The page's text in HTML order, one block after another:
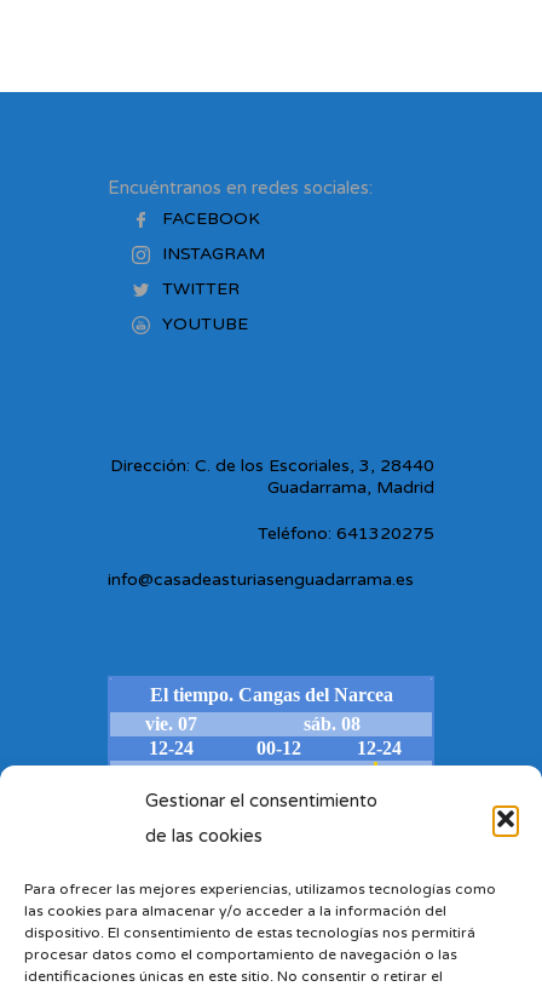
Gestionar el consentimiento
de las cookies
Para ofrecer las mejores experiencias, utilizamos tecnologías como
las cookies para almacenar y/o acceder a la información del
dispositivo. El consentimiento de estas tecnologías nos permitirá
procesar datos como el comportamiento de navegación o las
identificaciones únicas en este sitio. No consentir o retirar el
Encuéntranos en redes sociales:
FACEBOOK
INSTAGRAM
TWITTER
YOUTUBE
Dirección: C. de los Escoriales, 3, 28440
Guadarrama, Madrid
Teléfono: 641320275
info@casadeasturiasenguadarrama.es